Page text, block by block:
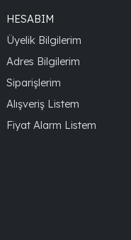
HESABIM
Üyelik Bilgilerim
Adres Bilgilerim
Siparişlerim
Alışveriş Listem
Fiyat Alarm Listem